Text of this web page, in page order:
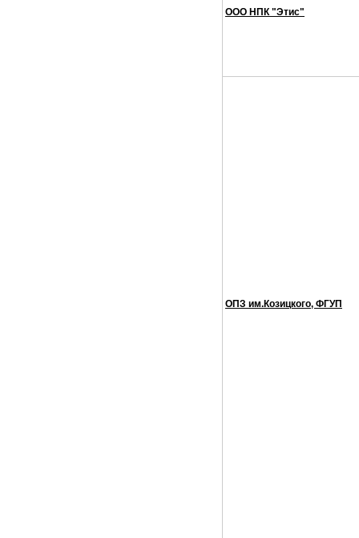
ООО НПК "Этис"
ОПЗ им.Козицкого, ФГУП